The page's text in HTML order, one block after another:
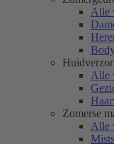
Alle
Alle
Zomerse
Alle